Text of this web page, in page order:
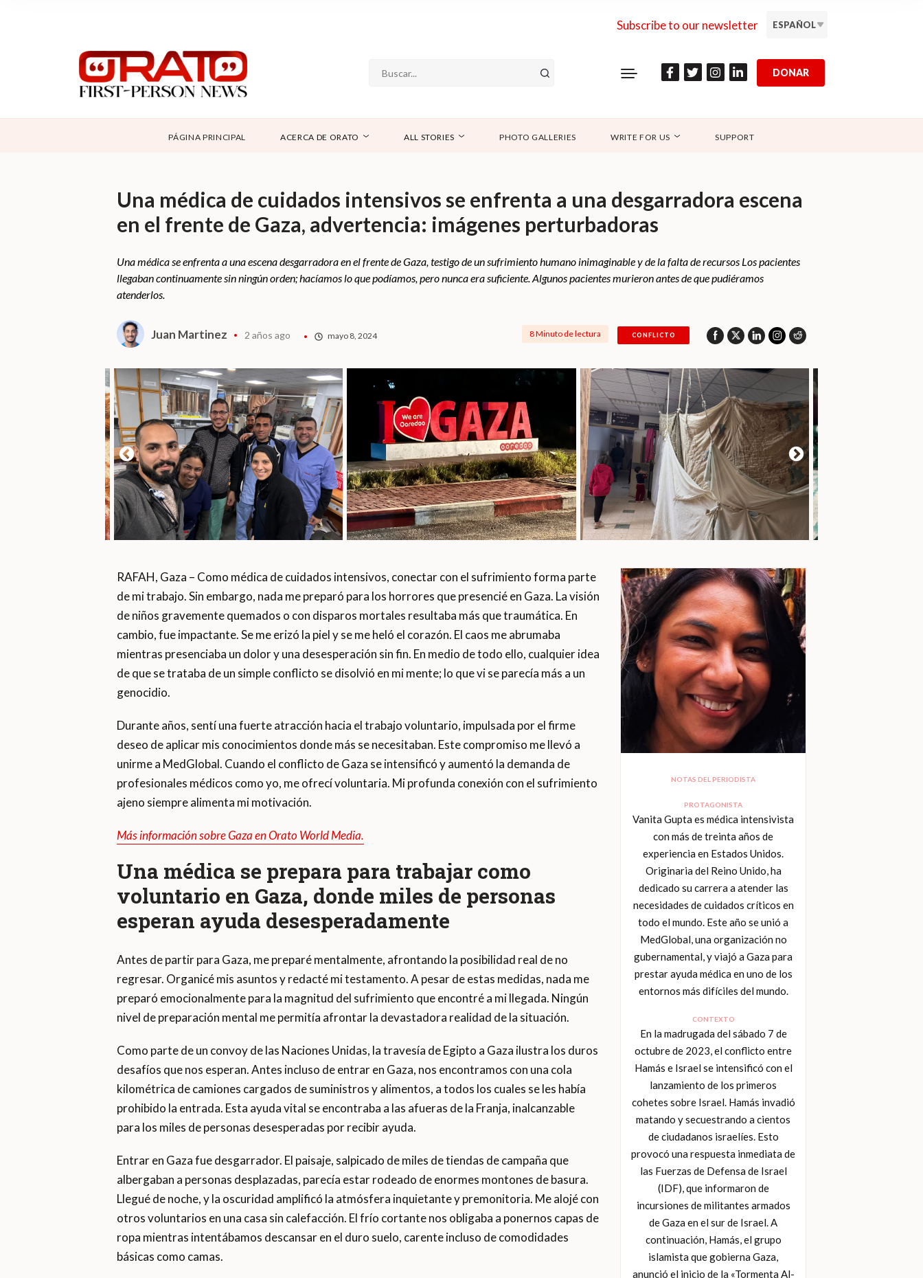
Subscribe to our newsletter ESPAÑOL
SUPPORT
CONTÁCTANOS
DONAR
PÁGINA PRINCIPAL ACERCA DE ORATO ALL STORIES PHOTO GALLERIES WRITE FOR US SUPPORT
Una médica de cuidados intensivos se enfrenta a una desgarradora escena
en el frente de Gaza, advertencia: imágenes perturbadoras
Una médica se enfrenta a una escena desgarradora en el frente de Gaza, testigo de un sufrimiento humano inimaginable y de la falta de recursos Los pacientes
llegaban continuamente sin ningún orden; hacíamos lo que podíamos, pero nunca era suficiente. Algunos pacientes murieron antes de que pudiéramos
atenderlos.
Juan Martinez 2 años ago mayo 8, 2024 8 Minuto de lectura CONFLICTO
NOTAS DEL PERIODISTA
PROTAGONISTA
Vanita Gupta es médica intensivista
con más de treinta años de
experiencia en Estados Unidos.
Originaria del Reino Unido, ha
dedicado su carrera a atender las
necesidades de cuidados críticos en
todo el mundo. Este año se unió a
MedGlobal, una organización no
gubernamental, y viajó a Gaza para
prestar ayuda médica en uno de los
entornos más difíciles del mundo.
CONTEXTO
En la madrugada del sábado 7 de
octubre de 2023, el conflicto entre
Hamás e Israel se intensificó con el
lanzamiento de los primeros
cohetes sobre Israel. Hamás invadió
matando y secuestrando a cientos
de ciudadanos israelíes. Esto
provocó una respuesta inmediata de
las Fuerzas de Defensa de Israel
(IDF), que informaron de
incursiones de militantes armados
de Gaza en el sur de Israel. A
continuación, Hamás, el grupo
islamista que gobierna Gaza,
anunció el inicio de la «Tormenta Al-
RAFAH, Gaza – Como médica de cuidados intensivos, conectar con el sufrimiento forma parte
de mi trabajo. Sin embargo, nada me preparó para los horrores que presencié en Gaza. La visión
de niños gravemente quemados o con disparos mortales resultaba más que traumática. En
cambio, fue impactante. Se me erizó la piel y se me heló el corazón. El caos me abrumaba
mientras presenciaba un dolor y una desesperación sin fin. En medio de todo ello, cualquier idea
de que se trataba de un simple conflicto se disolvió en mi mente; lo que vi se parecía más a un
genocidio.
Durante años, sentí una fuerte atracción hacia el trabajo voluntario, impulsada por el firme
deseo de aplicar mis conocimientos donde más se necesitaban. Este compromiso me llevó a
unirme a MedGlobal. Cuando el conflicto de Gaza se intensificó y aumentó la demanda de
profesionales médicos como yo, me ofrecí voluntaria. Mi profunda conexión con el sufrimiento
ajeno siempre alimenta mi motivación.
Más información sobre Gaza en Orato World Media.
Una médica se prepara para trabajar como
voluntario en Gaza, donde miles de personas
esperan ayuda desesperadamente
Antes de partir para Gaza, me preparé mentalmente, afrontando la posibilidad real de no
regresar. Organicé mis asuntos y redacté mi testamento. A pesar de estas medidas, nada me
preparó emocionalmente para la magnitud del sufrimiento que encontré a mi llegada. Ningún
nivel de preparación mental me permitía afrontar la devastadora realidad de la situación.
Como parte de un convoy de las Naciones Unidas, la travesía de Egipto a Gaza ilustra los duros
desafíos que nos esperan. Antes incluso de entrar en Gaza, nos encontramos con una cola
kilométrica de camiones cargados de suministros y alimentos, a todos los cuales se les había
prohibido la entrada. Esta ayuda vital se encontraba a las afueras de la Franja, inalcanzable
para los miles de personas desesperadas por recibir ayuda.
Entrar en Gaza fue desgarrador. El paisaje, salpicado de miles de tiendas de campaña que
albergaban a personas desplazadas, parecía estar rodeado de enormes montones de basura.
Llegué de noche, y la oscuridad amplificó la atmósfera inquietante y premonitoria. Me alojé con
otros voluntarios en una casa sin calefacción. El frío cortante nos obligaba a ponernos capas de
ropa mientras intentábamos descansar en el duro suelo, carente incluso de comodidades
básicas como camas.